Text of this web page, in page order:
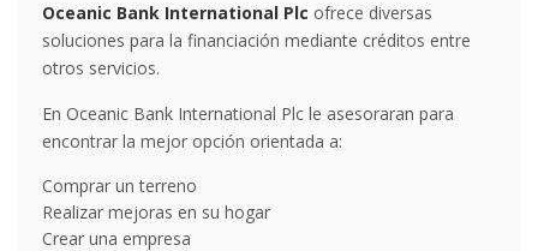
Oceanic Bank International Plc ofrece diversas
soluciones para la financiación mediante créditos entre
otros servicios.
En Oceanic Bank International Plc le asesoraran para
encontrar la mejor opción orientada a:
Comprar un terreno
Realizar mejoras en su hogar
Crear una empresa